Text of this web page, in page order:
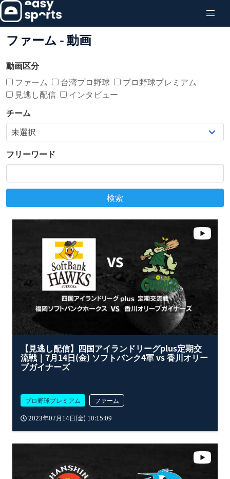
ファーム - 動画
動画区分
ファーム
台湾プロ野球
プロ野球プレミアム
見逃し配信
インタビュー
チーム
フリーワード
検索
【見逃し配信】四国アイランドリーグplus定期交
流戦｜7月14日(金) ソフトバンク4軍 vs 香川オリー
ブガイナーズ
プロ野球プレミアム
ファーム
2023年07月14日(金) 10:15:09